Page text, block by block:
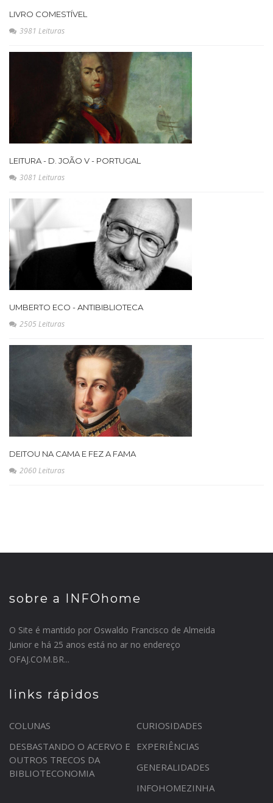
LIVRO COMESTÍVEL
3981 Leituras
LEITURA - D. JOÃO V - PORTUGAL
3081 Leituras
UMBERTO ECO - ANTIBIBLIOTECA
2505 Leituras
DEITOU NA CAMA E FEZ A FAMA
2060 Leituras
sobre a INFOhome
O Site é mantido por Oswaldo Francisco de Almeida
Junior e há 25 anos está no ar no endereço
OFAJ.COM.BR...
links rápidos
COLUNAS
CURIOSIDADES
DESBASTANDO O ACERVO E
OUTROS TRECOS DA
BIBLIOTECONOMIA
EXPERIÊNCIAS
GENERALIDADES
INFOHOMEZINHA